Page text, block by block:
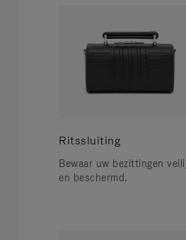
Ritssluiting
Bewaar uw bezittingen
en beschermd.